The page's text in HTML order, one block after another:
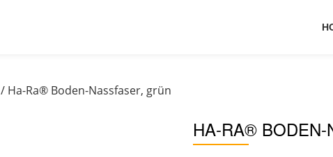
/ Ha-Ra® Boden-Nassfaser, grün
HA-RA® BODEN-